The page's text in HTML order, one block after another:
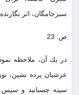
سبزجامگان، اثر نگارنده،
ص: 23
در يك آن، ملاحظه
عرشيان پرده نشين،
سينه چسبانيد و